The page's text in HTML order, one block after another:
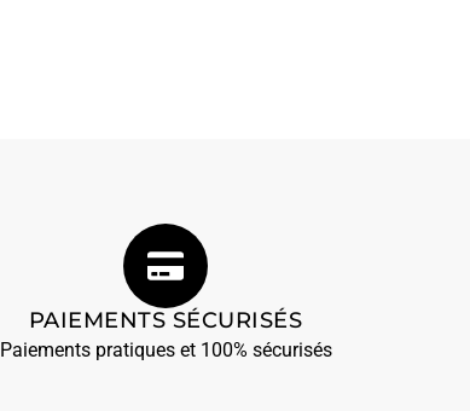
PAIEMENTS SÉCURISÉS
Paiements pratiques et 100% sécurisés